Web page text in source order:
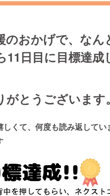
のおかげで、なん
日目に目標達成
とうございます。
くて、何度も読み返して